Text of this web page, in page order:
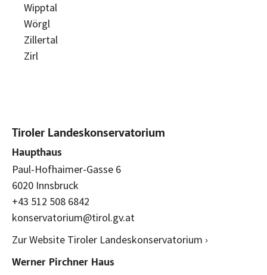
Wipptal
Wörgl
Zillertal
Zirl
Tiroler Landeskonservatorium
Haupthaus
Paul-Hofhaimer-Gasse 6
6020 Innsbruck
+43 512 508 6842
konservatorium@tirol.gv.at
Zur Website Tiroler Landeskonservatorium ›
Werner Pirchner Haus